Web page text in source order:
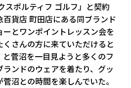
スポルティフ ゴルフ」と契約
貨店 町田店にある同ブランド
とワンポイントレッスン会を
さんの方に来ていただけると
菅沼を一目見ようと多くのフ
ンドのウェアを着たり、グッ
沼との時間を楽しんでいた。